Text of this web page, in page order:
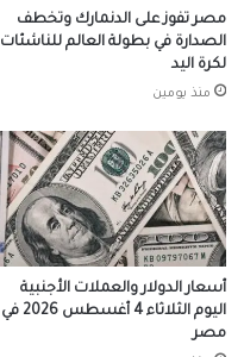
مصر تفوز على الدنمارك وتخطف
الصدارة في بطولة العالم للناشئات
لكرة اليد
منذ يومين
أسعار الدولار والعملات الأجنبية
اليوم الثلاثاء 4 أغسطس 2026 في
مصر